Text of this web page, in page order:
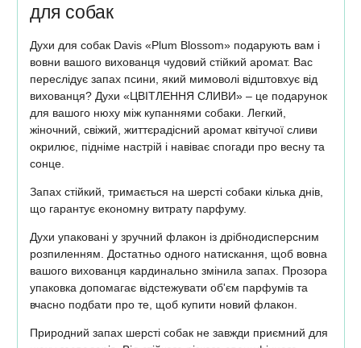
для собак
Духи для собак Davis «Plum Blossom» подарують вам і
вовни вашого вихованця чудовий стійкий аромат. Вас
переслідує запах псини, який мимоволі відштовхує від
вихованця? Духи «ЦВІТЛЕННЯ СЛИВИ» – це подарунок
для вашого нюху між купаннями собаки. Легкий,
жіночний, свіжий, життєрадісний аромат квітучої сливи
окрилює, підніме настрій і навіває спогади про весну та
сонце.
Запах стійкий, тримається на шерсті собаки кілька днів,
що гарантує економну витрату парфуму.
Духи упаковані у зручний флакон із дрібнодисперсним
розпиленням. Достатньо одного натискання, щоб вовна
вашого вихованця кардинально змінила запах. Прозора
упаковка допомагає відстежувати об'єм парфумів та
вчасно подбати про те, щоб купити новий флакон.
Природний запах шерсті собак не завжди приємний для